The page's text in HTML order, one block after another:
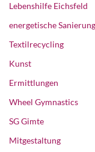
Lebenshilfe Eichsfeld
energetische Sanierung
Textilrecycling
Kunst
Ermittlungen
Wheel Gymnastics
SG Gimte
Mitgestaltung